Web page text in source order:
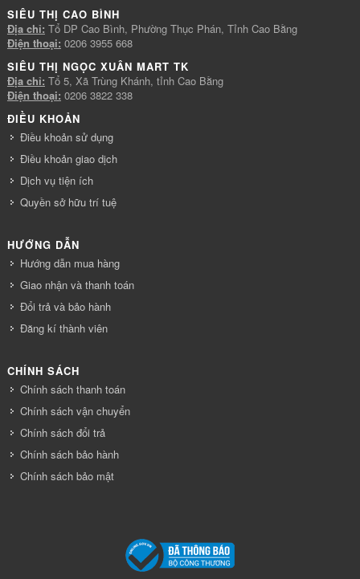
SIÊU THỊ CAO BÌNH
Địa chỉ: Tổ DP Cao Bình, Phường Thục Phán, Tỉnh Cao Bằng
Điện thoại: 0206 3955 668
SIÊU THỊ NGỌC XUÂN MART TK
Địa chỉ: Tổ 5, Xã Trùng Khánh, tỉnh Cao Bằng
Điện thoại: 0206 3822 338
ĐIỀU KHOẢN
Điều khoản sử dụng
Điều khoản giao dịch
Dịch vụ tiện ích
Quyền sở hữu trí tuệ
HƯỚNG DẪN
Hướng dẫn mua hàng
Giao nhận và thanh toán
Đổi trả và bảo hành
Đăng kí thành viên
CHÍNH SÁCH
Chính sách thanh toán
Chính sách vận chuyển
Chính sách đổi trả
Chính sách bảo hành
Chính sách bảo mật